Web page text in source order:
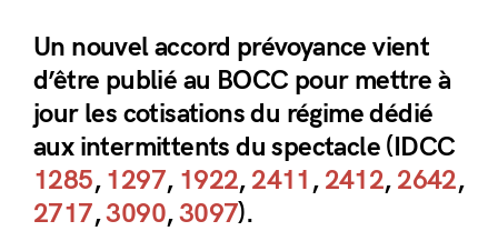
Un nouvel accord prévoyance vient
d’être publié au BOCC pour mettre à
jour les cotisations du régime dédié
aux intermittents du spectacle (IDCC
1285, 1297, 1922, 2411 , 2412, 2642,
2717,3090,3097).